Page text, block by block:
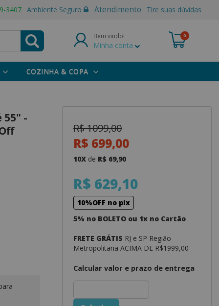
3407 Ambiente Seguro Atendimento Tire suas dúvidas
Bem vindo!
Minha conta
0
COZINHA & COPA
55" -
R$ 1099,00
R$ 699,00
10X de R$ 69,90
R$ 629,10
10%OFF no pix
5% no BOLETO ou 1x no Cartão
FRETE GRÁTIS RJ e SP Região
Metropolitana ACIMA DE R$1999,00
Calcular valor e prazo de entrega